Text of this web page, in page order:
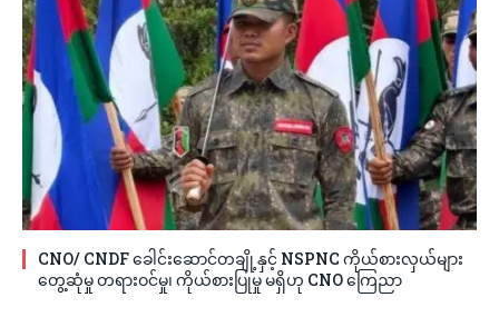
CNO/ CNDF ခေါင်းဆောင်တချို့နှင့် NSPNC ကိုယ်စားလှယ်များ
တွေ့ဆုံမှု တရားဝင်မှု၊ ကိုယ်စားပြုမှု မရှိဟု CNO ကြေညာ